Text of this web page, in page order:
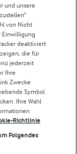
und unsere
von Nicht
Einwilligung
deaktiviert
die für
jederzeit
Ihre
Zwecke
Symbol
Ihre Wahl
Richtlinie
Folgendes